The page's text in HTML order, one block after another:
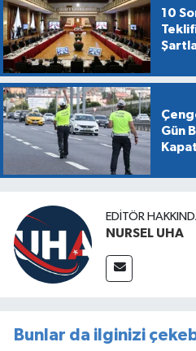
10
Gün
EDITÖR
NURSEL UHA
Bunlar da ilginizi